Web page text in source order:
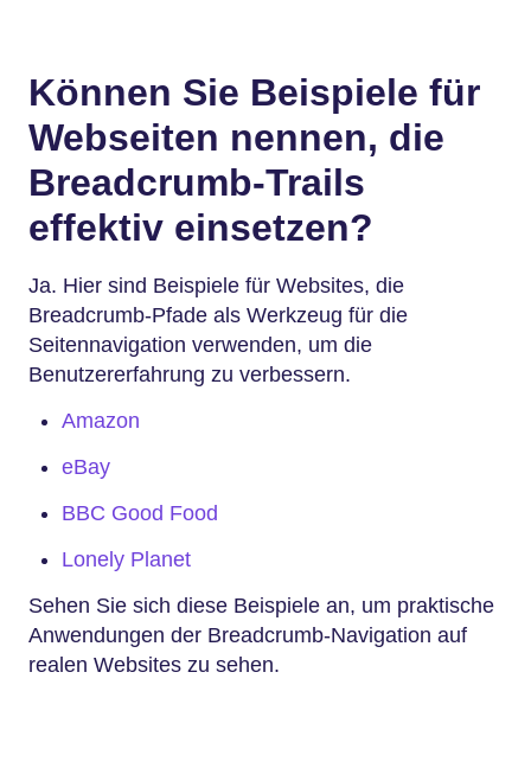
Können Sie Beispiele für
Webseiten nennen, die
Breadcrumb-Trails
effektiv einsetzen?
Ja. Hier sind Beispiele für Websites, die
Breadcrumb-Pfade als Werkzeug für die
Seitennavigation verwenden, um die
Benutzererfahrung zu verbessern.
Amazon
eBay
BBC Good Food
Lonely Planet
Sehen Sie sich diese Beispiele an, um praktische
Anwendungen der Breadcrumb-Navigation auf
realen Websites zu sehen.